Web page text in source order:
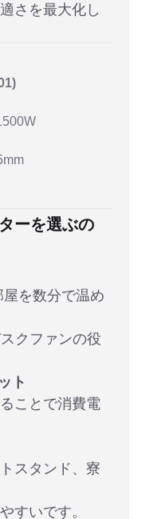
さを最大化し
ーを選ぶの
を数分で温め
クファンの役
ト
ことで消費電
スタンド、寮
すいです。